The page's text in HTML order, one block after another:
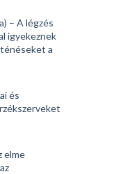
– A légzés
igyekeznek
a
és
elme